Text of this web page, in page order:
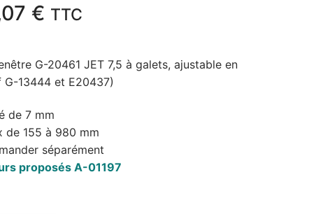
€ Plage
48,80 €
à
52,07 €
TTC
G-20461 JET 7,5 à galets, ajustable en
13444 et E20437)
de 7 mm
de 155 à 980 mm
séparément
proposés A-01197